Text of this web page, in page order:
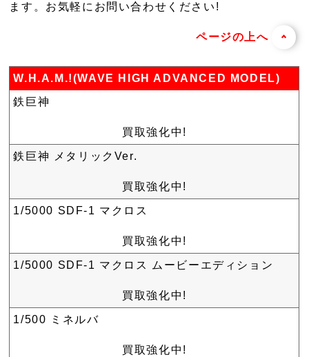
ます。お気軽にお問い合わせください!
ページの上へ
W.H.A.M.!(WAVE HIGH ADVANCED MODEL)
鉄巨神
買取強化中!
鉄巨神 メタリックVer.
買取強化中!
1/5000 SDF-1 マクロス
買取強化中!
1/5000 SDF-1 マクロス ムービーエディション
買取強化中!
1/500 ミネルバ
買取強化中!